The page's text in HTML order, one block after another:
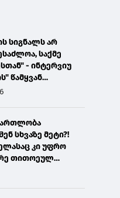
სიგნალს არ
საქმე
- ინტერვიუ
წამყვან
სხვაზე მეტი?!
კი უფრო
თითოეულ